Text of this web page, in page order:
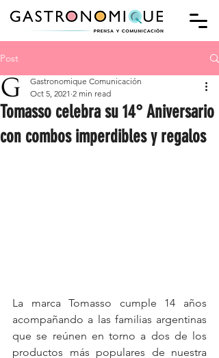
Post
Tomasso celebra su 14° Aniversario
con combos imperdibles y regalos
Gastronomique Comunicación
Oct 5, 2021 2 min read
La marca Tomasso cumple 14 años
acompañando a las familias argentinas
que se reúnen en torno a dos de los
productos más populares de nuestra